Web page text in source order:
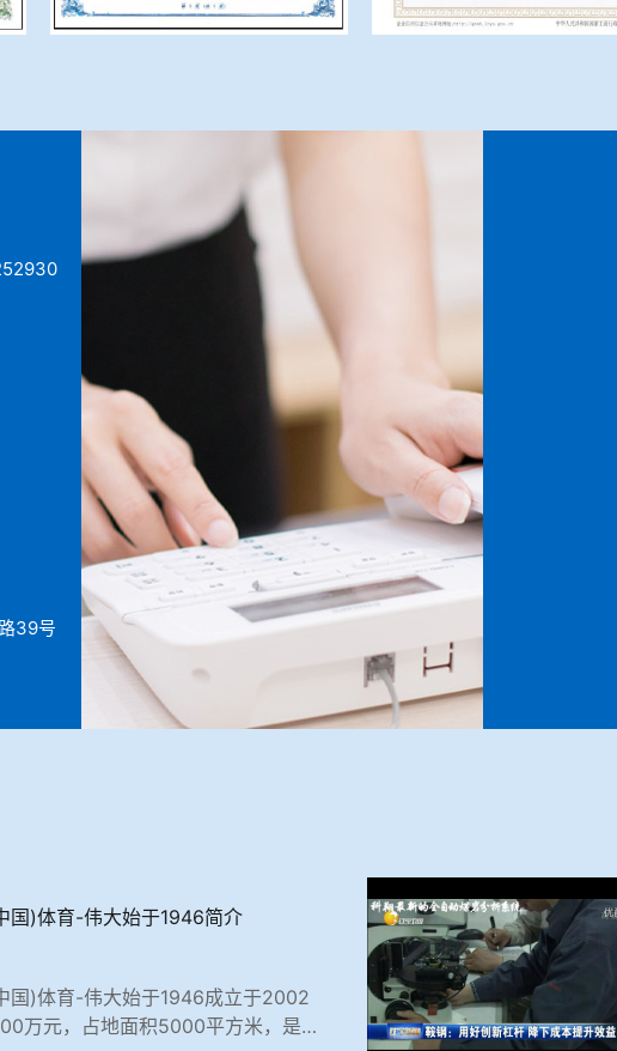
39号
国)体育-伟大始于1946简介
国)体育-伟大始于1946成立于2002
万元，占地面积5000平方米，是一